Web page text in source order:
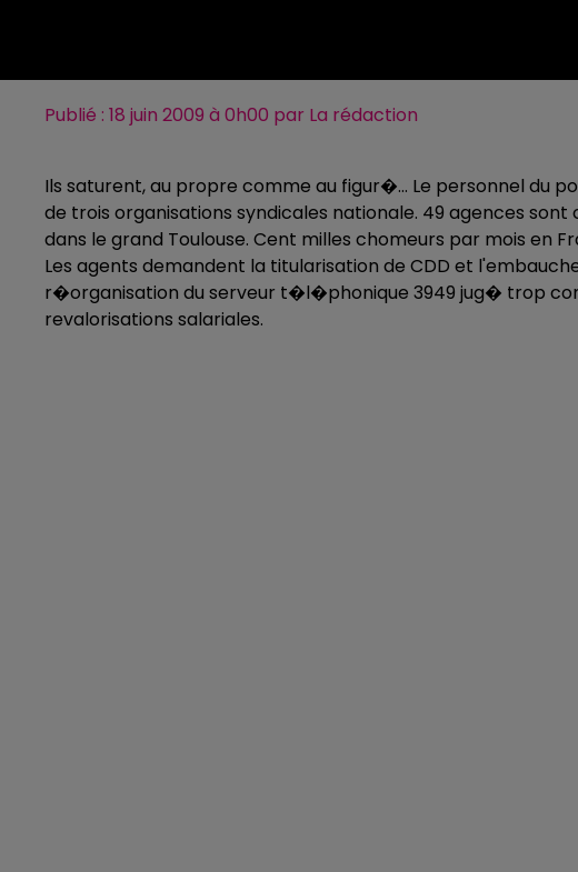
Publié : 18 juin 2009 à 0h00 par La rédaction
Ils saturent, au propre comme au figur�... Le personnel du
de trois organisations syndicales nationale. 49 agences
dans le grand Toulouse. Cent milles chomeurs par mois en
Les agents demandent la titularisation de CDD et
r�organisation du serveur t�l�phonique 3949 jug� trop
revalorisations salariales.